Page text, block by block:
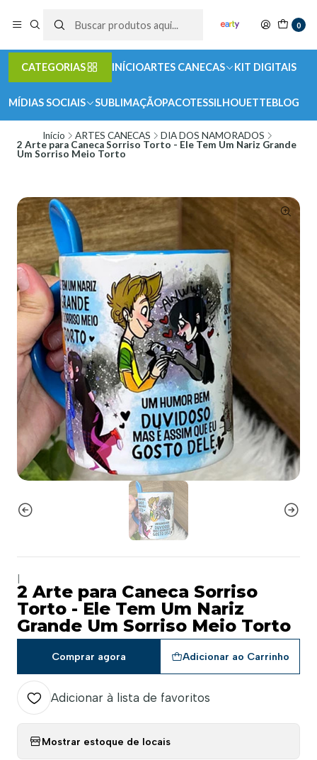
0
CATEGORIAS INÍCIOARTES CANECAS KIT DIGITAIS
MÍDIAS SOCIAIS SUBLIMAÇÃOPACOTESSILHOUETTEBLOG
Início ARTES CANECAS
DIA DOS NAMORADOS
2 Arte para Caneca Sorriso Torto - Ele Tem Um Nariz Grande
Um Sorriso Meio Torto
2 Arte para Caneca Sorriso
Torto - Ele Tem Um Nariz
Grande Um Sorriso Meio Torto
Adicionar ao Carrinho
Comprar agora
Adicionar à lista de favoritos
Mostrar estoque de locais